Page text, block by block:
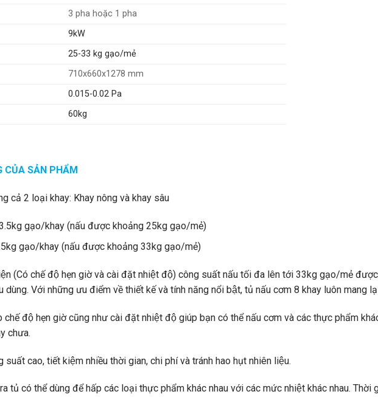
3 pha hoặc 1 pha
9kW
25-33 kg gạo/mẻ
710x660x1278 mm
0.015-0.02 Pa
60kg
CỦA SẢN PHẨM
cả 2 loại khay: Khay nông và khay sâu
gạo/khay (nấu được khoảng 25kg gạo/mẻ)
gạo/khay (nấu được khoảng 33kg gạo/mẻ)
(Có chế độ hẹn giờ và cài đặt nhiệt độ) công suất nấu tối đa lên tới 33kg gạo/mẻ
Với những ưu điểm về thiết kế và tính năng nổi bật, tủ nấu cơm 8 khay luôn mang
chế độ hẹn giờ cũng như cài đặt nhiệt độ giúp bạn có thể nấu cơm và các thực phẩm
chưa.
suất cao, tiết kiệm nhiều thời gian, chi phí và tránh hao hụt nhiên liệu.
tủ có thể dùng để hấp các loại thực phẩm khác nhau với các mức nhiệt khác nhau.